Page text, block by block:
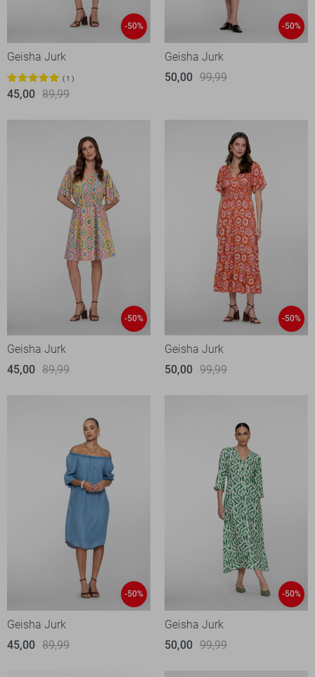
-50%
Geisha Jurk
1
45,00 89,99
-50%
Geisha Jurk
50,00 99,99
-50%
Geisha Jurk
45,00 89,99
-50%
Geisha Jurk
50,00 99,99
-50%
Geisha Jurk
45,00 89,99
-50%
Geisha Jurk
50,00 99,99